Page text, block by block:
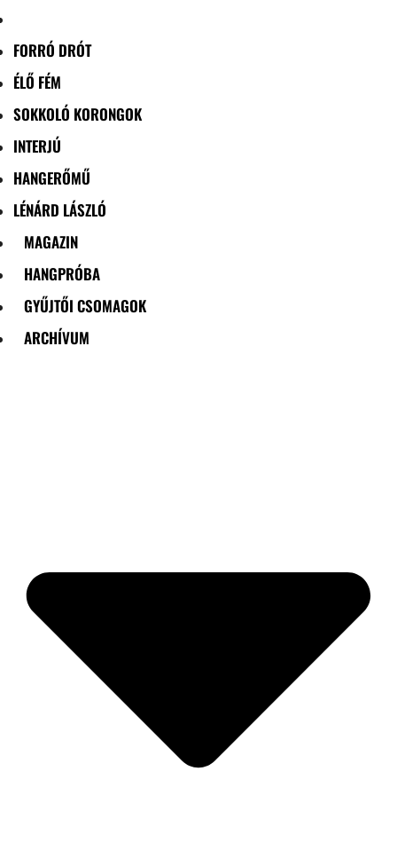
FORRÓ DRÓT
ÉLŐ FÉM
SOKKOLÓ KORONGOK
INTERJÚ
HANGERŐMŰ
LÉNÁRD LÁSZLÓ
MAGAZIN
HANGPRÓBA
GYŰJTŐI CSOMAGOK
ARCHÍVUM